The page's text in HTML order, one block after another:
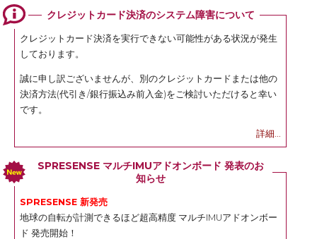
クレジットカード決済のシステム障害について
クレジットカード決済を実行できない可能性がある状況が発生
しております。
誠に申し訳ございませんが、別のクレジットカードまたは他の
決済方法(代引き/銀行振込み前入金)をご検討いただけると幸い
です。
詳細...
SPRESENSE マルチIMUアドオンボード 発表のお
知らせ
SPRESENSE 新発売
地球の自転が計測できるほど超高精度 マルチIMUアドオンボー
ド 発売開始！